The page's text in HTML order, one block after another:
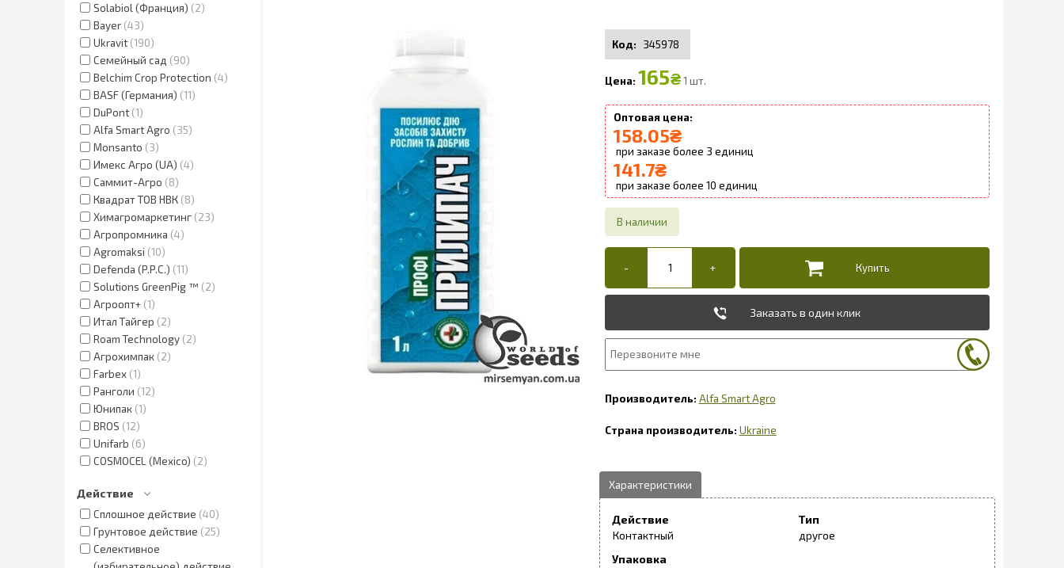
Solabiol (Франция)
2
Bayer 43
Ukravit 190
Семейный сад
90
Belchim Crop Protection 4
BASF (Германия) 11
DuPont 1
Alfa Smart Agro
35
Monsanto
3
Имекс Агро (UA) 4
Саммит-Агро
8
Квадрат ТОВ НВК 8
Химагромаркетинг 23
Агропромника 4
Agromaksi 10
Defenda (P.P.C.) 11
Solutions GreenPig ™
2
Агроопт+ 1
Итал Тайгер
2
Roam Technology 2
Агрохимпак 2
Farbex 1
Ранголи 12
Юнипак 1
BROS 12
Unifarb
6
COSMOCEL (Mexico)
2
Действие
Сплошное действие 40
Грунтовое действие
25
Селективное
345978
165₴ 1 шт.
158.05₴
3
141.7₴
10
Заказать в один клик
Alfa Smart Agro
Ukraine
Действие
Контактный
Тип
другое
Упаковка